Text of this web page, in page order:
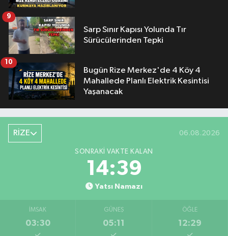
Sarp Sınır Kapısı Yolunda Tır
Sürücülerinden Tepki
9
Bugün Rize Merkez'de 4 Köy 4
Mahallede Planlı Elektrik Kesintisi
Yaşanacak
10
RİZE 06.08.2026
SONRAKI VAKTE KALAN
14:38
Yatsı Namazı
İMSAK
03:30
GÜNEŞ
05:11
ÖĞLE
12:29